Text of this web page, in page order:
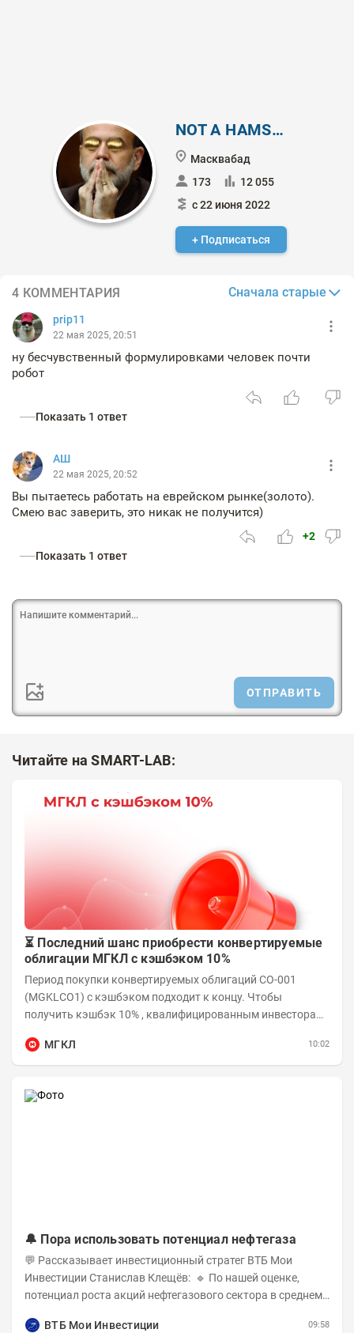
NOT A HAMSTER
Масквабад
173
12 055
с 22 июня 2022
+ Подписаться
4 КОММЕНТАРИЯ Сначала старые
prip11
22 мая 2025, 20:51
ну бесчувственный формулировками человек почти
робот
Показать 1 ответ
АШ
22 мая 2025, 20:52
Вы пытаетесь работать на еврейском рынке(золото).
Смею вас заверить, это никак не получится)
+2
Показать 1 ответ
ОТПРАВИТЬ
Читайте на SMART-LAB:
⏳ Последний шанс приобрести конвертируемые
облигации МГКЛ с кэшбэком 10%
Период покупки конвертируемых облигаций СО-001
(MGKLCO1) с кэшбэком подходит к концу. Чтобы
получить кэшбэк 10% , квалифицированным инвесторам
МГКЛ
10:02
🔔 Пора использовать потенциал нефтегаза
💬 Рассказывает инвестиционный стратег ВТБ Мои
Инвестиции Станислав Клещёв: 🔹 По нашей оценке,
потенциал роста акций нефтегазового сектора в среднем
ВТБ Мои Инвестиции
09:58